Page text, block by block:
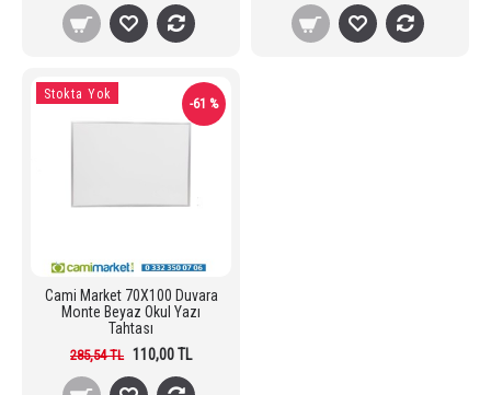
-61 %
Stokta Yok
Cami Market 70X100 Duvara
Monte Beyaz Okul Yazı
Tahtası
285,54 TL 110,00 TL